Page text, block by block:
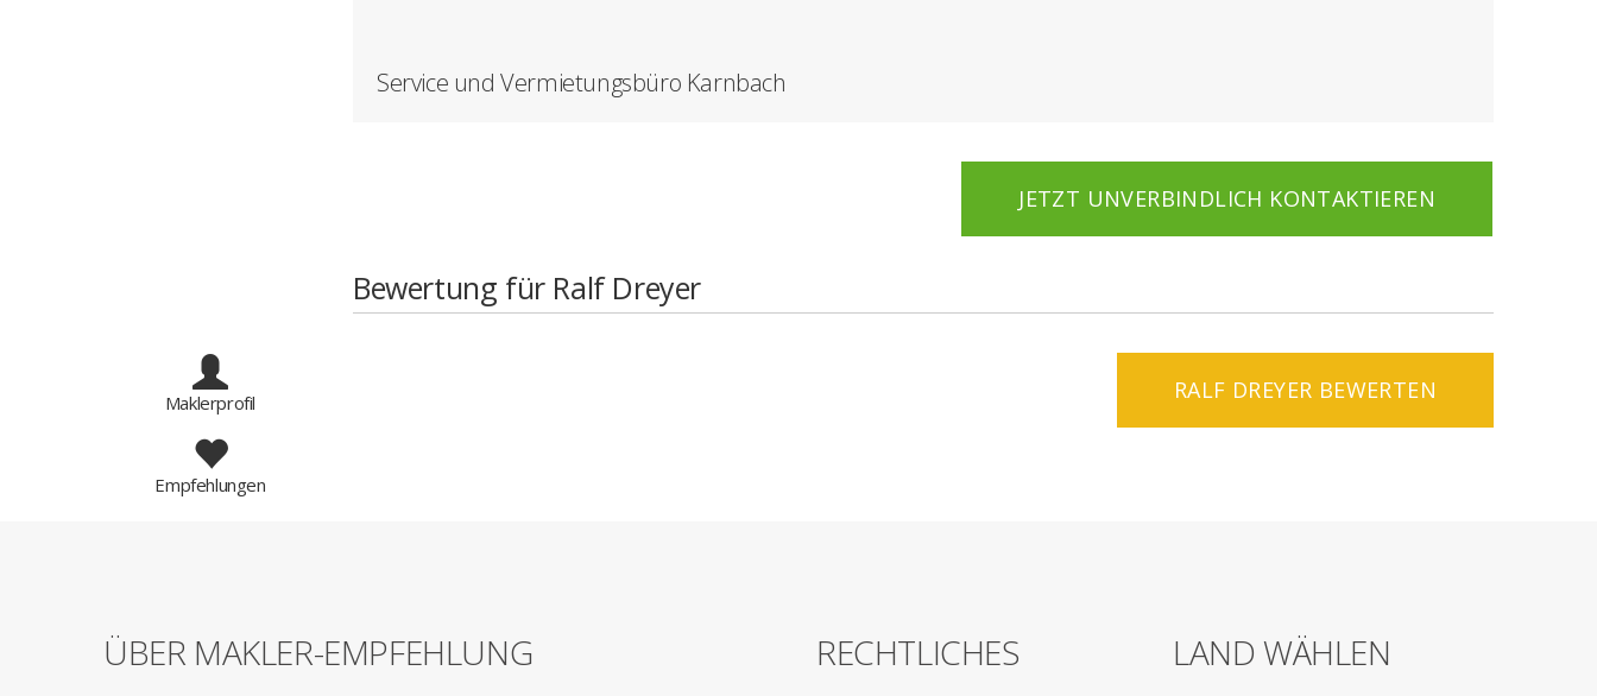
Maklerprofil
Empfehlungen
Service und Vermietungsbüro Karnbach
JETZT UNVERBINDLICH KONTAKTIEREN
Bewertung für Ralf Dreyer
RALF DREYER BEWERTEN
ÜBER MAKLER-EMPFEHLUNG RECHTLICHES LAND WÄHLEN